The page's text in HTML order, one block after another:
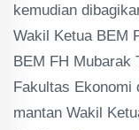
kemudian
Wakil Ketua BEM
BEM FH Mubarak
Fakultas Ekonomi
mantan Wakil